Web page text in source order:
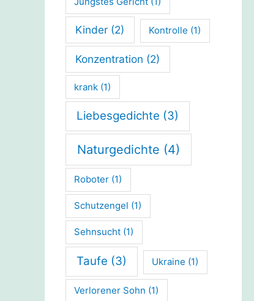
Kinder (2) Kontrolle (1)
Konzentration (2)
krank (1)
Liebesgedichte (3)
Naturgedichte (4)
Roboter (1)
Schutzengel (1)
Sehnsucht (1)
Taufe (3) Ukraine (1)
Verlorener Sohn (1)